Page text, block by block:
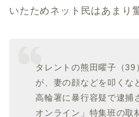
いたためネット民はあまり
タレントの熊田曜子（
が、妻の顔などを叩くな
高輪署に暴行容疑で逮捕
オンライン」特集班の取